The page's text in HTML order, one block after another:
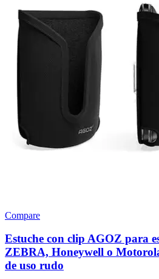
Compare
Estuche con clip AGOZ para
ZEBRA, Honeywell o
de uso rudo